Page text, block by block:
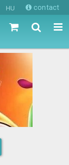
HU contact